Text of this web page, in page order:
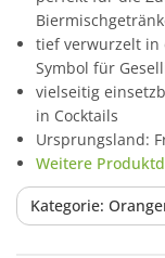
tief verwurzelt in
Symbol für
vielseitig
in Cocktails
Ursprungsland:
Weitere
Kategorie: